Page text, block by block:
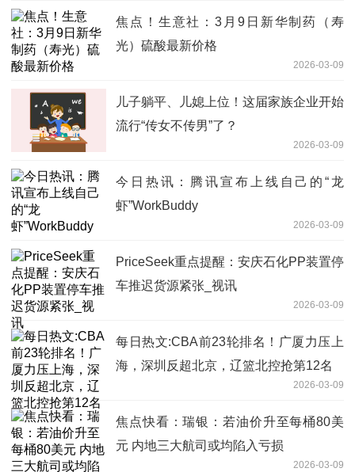
焦点！生意社：3月9日新华制药（寿
光）硫酸最新价格
2026-03-09
儿子躺平、儿媳上位！这届家族企业开始
流行“传女不传男”了？
2026-03-09
今日热讯：腾讯宣布上线自己的“龙
虾”WorkBuddy
2026-03-09
PriceSeek重点提醒：安庆石化PP装置停
车推迟货源紧张_视讯
2026-03-09
每日热文:CBA前23轮排名！广厦力压上
海，深圳反超北京，辽篮北控抢第12名
2026-03-09
焦点快看：瑞银：若油价升至每桶80美
元 内地三大航司或均陷入亏损
2026-03-09